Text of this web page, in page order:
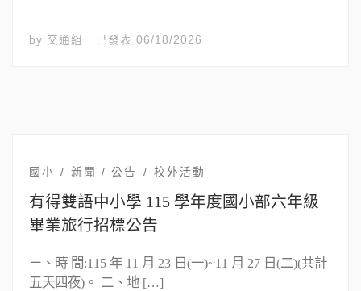
by 交通組 已發表 06/18/2026
國小 新聞 / 公告 校外活動
有得雙語中小學 115 學年度國小部六年級
畢業旅行招標公告
ㄧ、時 間:115 年 11 月 23 日(一)~11 月 27 日(二)(共計
五天四夜)。 二、地 […]